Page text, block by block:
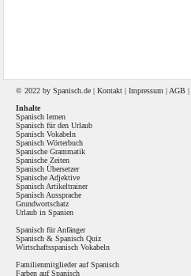
© 2022 by Spanisch .de | Kontakt | Impressum | AGB |
Inhalte
Spanisch lernen
Spanisch für den Urlaub
Spanisch Vokabeln
Spanisch Wörterbuch
Spanische Grammatik
Spanische Zeiten
Spanisch Übersetzer
Spanische Adjektive
Spanisch Artikeltrainer
Spanisch Aussprache
Grundwortschatz
Urlaub in Spanien
Spanisch für Anfänger
Spanisch & Spanisch Quiz
Wirtschaftsspanisch Vokabeln
Familienmitglieder auf Spanisch
Farben auf Spanisch